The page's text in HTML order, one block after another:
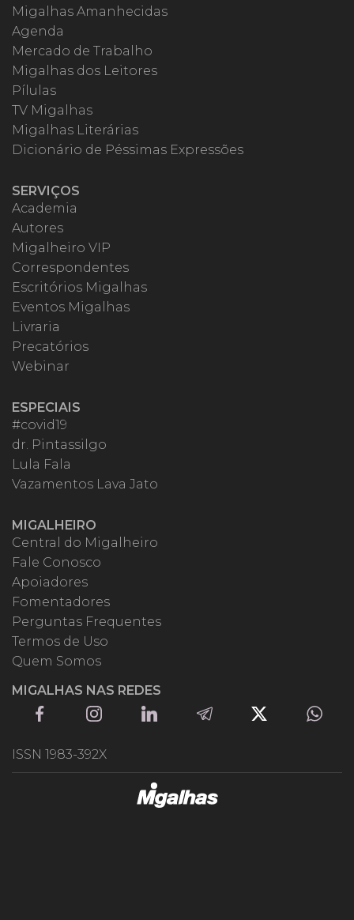
Migalhas Amanhecidas
Agenda
Mercado de Trabalho
Migalhas dos Leitores
Pílulas
TV Migalhas
Migalhas Literárias
Dicionário de Péssimas Expressões
SERVIÇOS
Academia
Autores
Migalheiro VIP
Correspondentes
Escritórios Migalhas
Eventos Migalhas
Livraria
Precatórios
Webinar
ESPECIAIS
#covid19
dr. Pintassilgo
Lula Fala
Vazamentos Lava Jato
MIGALHEIRO
Central do Migalheiro
Fale Conosco
Apoiadores
Fomentadores
Perguntas Frequentes
Termos de Uso
Quem Somos
MIGALHAS NAS REDES
ISSN 1983-392X